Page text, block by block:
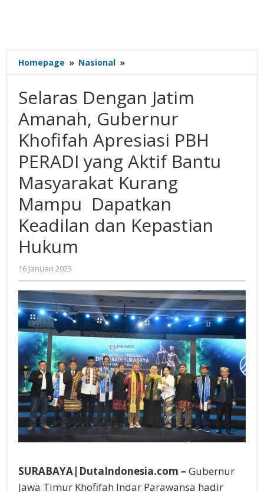
Homepage » Nasional »
Dengan
Amanah,
Khofifah
Apresiasi
PBH
PERADI
Aktif
Bantu
Masyarakat
Kurang
Mampu
Kepastian
Hukum
Selaras Dengan Jatim
Amanah, Gubernur
Khofifah Apresiasi PBH
PERADI yang Aktif Bantu
Masyarakat Kurang
Mampu Dapatkan
Keadilan dan Kepastian
Hukum
16 Januari 2023
Gatot
Susanto
SURABAYA|DutaIndonesia.com – Gubernur
Jawa Timur Khofifah Indar Parawansa hadir